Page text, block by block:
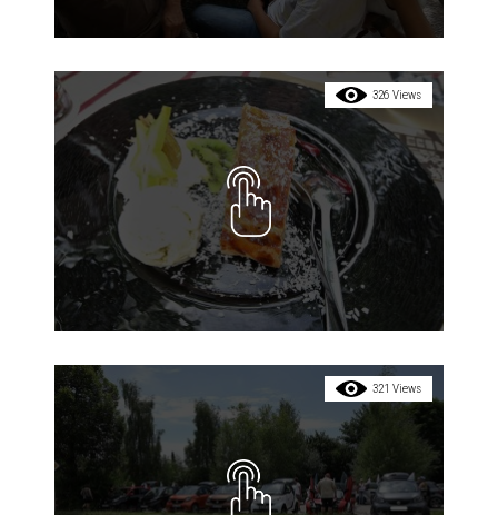
326 Views
321 Views